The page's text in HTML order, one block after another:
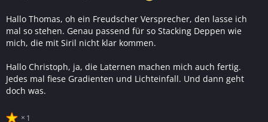
Hallo Thomas, oh ein Freudscher Versprecher, den lasse ich
mal so stehen. Genau passend für so Stacking Deppen wie
mich, die mit Siril nicht klar kommen.
Hallo Christoph, ja, die Laternen machen mich auch fertig.
Jedes mal fiese Gradienten und Lichteinfall. Und dann geht
doch was.
1